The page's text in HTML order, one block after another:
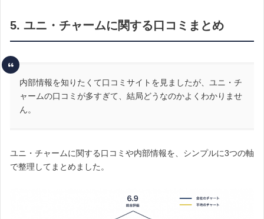
5. ユニ・チャームに関する口コミまとめ
内部情報を知りたくて口コミサイトを見ましたが、ユニ・チ
ャームの口コミが多すぎて、結局どうなのかよくわかりませ
ん。
ユニ・チャームに関する口コミや内部情報を、シンプルに3つの軸
で整理してまとめました。